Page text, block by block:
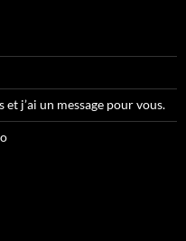
et j’ai un message pour vous.